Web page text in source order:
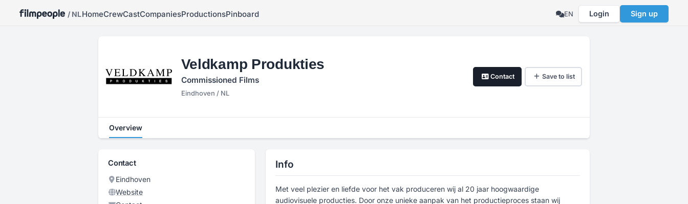
/ NLHomeCrewCastCompaniesProductionsPinboard EN Login Sign up
Veldkamp Produkties
Commissioned Films
Eindhoven / NL
Contact Save to list
Overview
Contact
Eindhoven
Website
Info
Met veel plezier en liefde voor het vak produceren wij al 20 jaar hoogwaardige
audiovisuele producties. Door onze unieke aanpak van het productieproces staan wij